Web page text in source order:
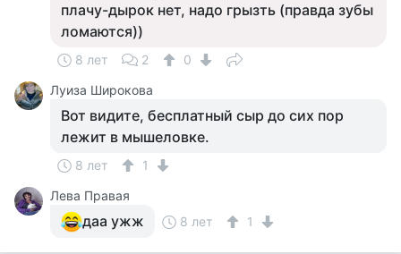
плачу-дырок нет, надо грызть (правда зубы
ломаются))
8 лет 2
0
Луиза Широкова
Вот видите, бесплатный сыр до сих пор
лежит в мышеловке.
8 лет
1
Лева Правая
даа ужж 8 лет 1